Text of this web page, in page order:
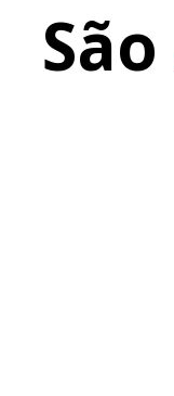
São